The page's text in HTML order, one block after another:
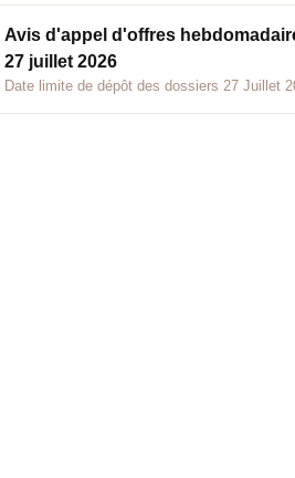
Avis d'appel d'offres
27 juillet 2026
Date limite de dépôt des dossiers 27 Juillet